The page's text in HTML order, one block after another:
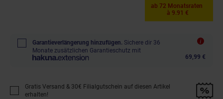
ab 72 Monatsraten
à 9.91 €
Garantieverlängerung hinzufügen. Sichere dir 36
Monate zusätzlichen Garantieschutz mit
69,99 €
Promotion "Gratis Versand &amp; 30€ Filialgutschein auf diesen Artikel
Gratis Versand & 30€ Filialgutschein auf diesen Artikel
erhalten!